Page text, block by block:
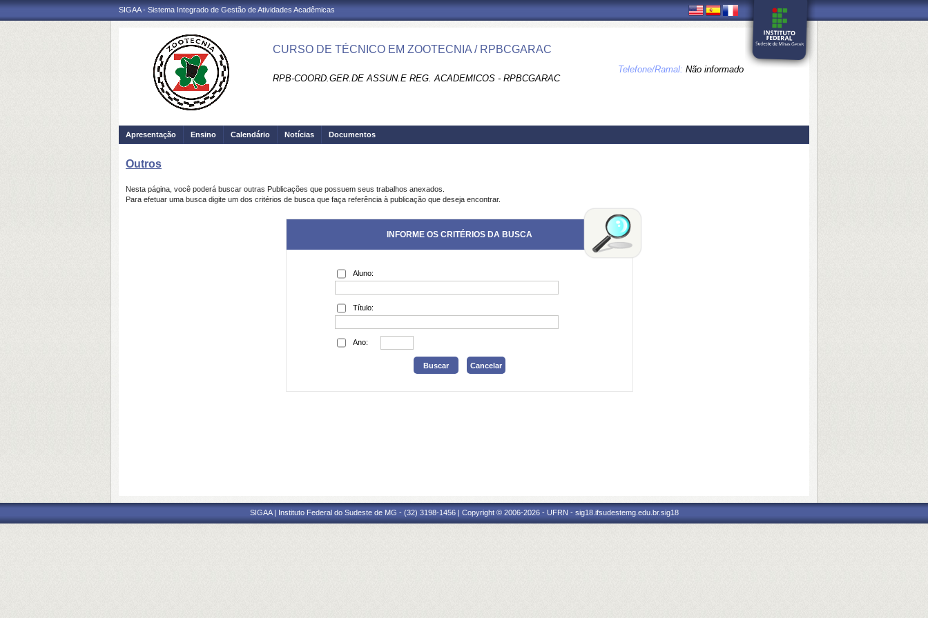
SIGAA - Sistema Integrado de Gestão de Atividades Acadêmicas
CURSO DE TÉCNICO EM ZOOTECNIA / RPBCGARAC
RPB-COORD.GER.DE ASSUN.E REG. ACADEMICOS - RPBCGARAC
Telefone/Ramal: Não informado
Apresentação Ensino Calendário Notícias Documentos
Outros
Nesta página, você poderá buscar outras Publicações que possuem seus trabalhos anexados.
Para efetuar uma busca digite um dos critérios de busca que faça referência à publicação que deseja encontrar.
INFORME OS CRITÉRIOS DA BUSCA
Aluno:
Título:
Ano:
SIGAA | Instituto Federal do Sudeste de MG - (32) 3198-1456 | Copyright © 2006-2026 - UFRN - sig18.ifsudestemg.edu.br.sig18